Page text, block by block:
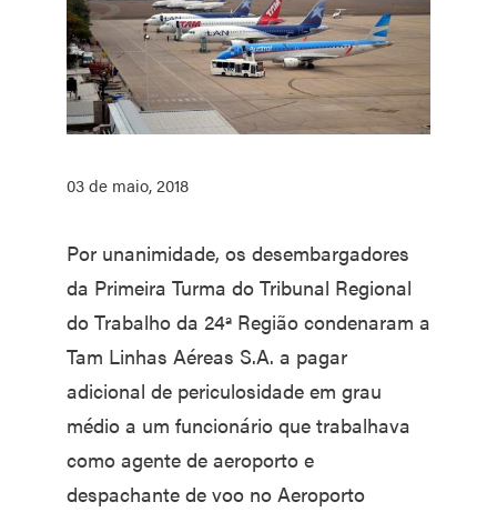
03 de maio, 2018
Por unanimidade, os desembargadores
da Primeira Turma do Tribunal Regional
do Trabalho da 24ª Região condenaram a
Tam Linhas Aéreas S.A. a pagar
adicional de periculosidade em grau
médio a um funcionário que trabalhava
como agente de aeroporto e
despachante de voo no Aeroporto